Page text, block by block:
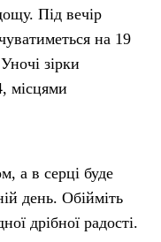
Під вечір
на 19
зірки
місцями
а в серці буде
день. Обійміть
дрібної радості.